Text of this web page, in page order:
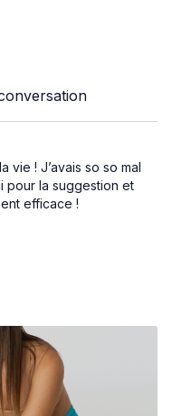
vie ! J’avais so so mal
pour la suggestion et
efficace !